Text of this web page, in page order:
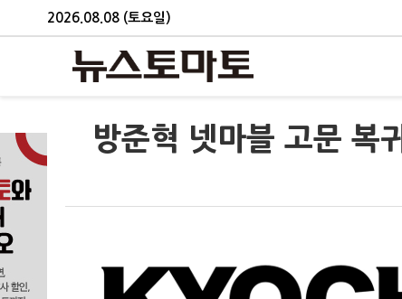
2026.08.08 (토요일)
방준혁 넷마블 고문 복